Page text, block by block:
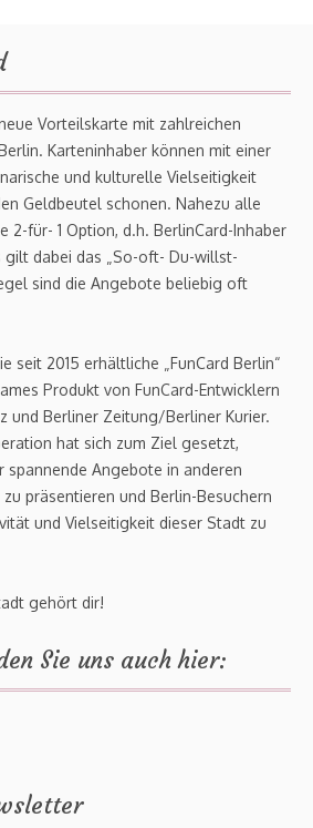
Vorteilskarte mit zahlreichen
Karteninhaber können mit einer
und kulturelle Vielseitigkeit
Geldbeutel schonen. Nahezu alle
2-für- 1 Option, d.h. BerlinCard-Inhaber
gilt dabei das „So-oft- Du-willst-
sind die Angebote beliebig oft
seit 2015 erhältliche „FunCard Berlin“
Produkt von FunCard-Entwicklern
und Berliner Zeitung/Berliner Kurier.
hat sich zum Ziel gesetzt,
spannende Angebote in anderen
präsentieren und Berlin-Besuchern
und Vielseitigkeit dieser Stadt zu
gehört dir!
Sie uns auch hier: